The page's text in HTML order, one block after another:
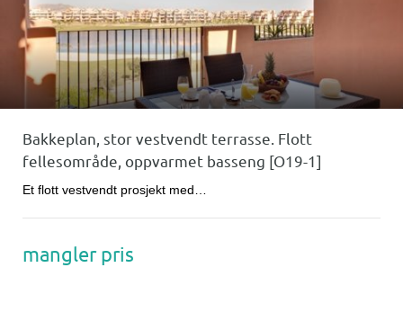
Bakkeplan, stor vestvendt terrasse. Flott
fellesområde, oppvarmet basseng [O19-1]
Et flott vestvendt prosjekt med…
mangler pris